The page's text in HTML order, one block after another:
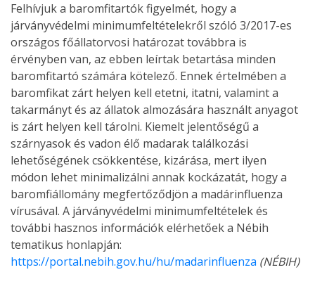
Felhívjuk a baromfitartók figyelmét, hogy a
járványvédelmi minimumfeltételekről szóló 3/2017-es
országos főállatorvosi határozat továbbra is
érvényben van, az ebben leírtak betartása minden
baromfitartó számára kötelező. Ennek értelmében a
baromfikat zárt helyen kell etetni, itatni, valamint a
takarmányt és az állatok almozására használt anyagot
is zárt helyen kell tárolni. Kiemelt jelentőségű a
szárnyasok és vadon élő madarak találkozási
lehetőségének csökkentése, kizárása, mert ilyen
módon lehet minimalizálni annak kockázatát, hogy a
baromfiállomány megfertőződjön a madárinfluenza
vírusával. A járványvédelmi minimumfeltételek és
további hasznos információk elérhetőek a Nébih
tematikus honlapján:
https://portal.nebih.gov.hu/hu/madarinfluenza (NÉBIH)